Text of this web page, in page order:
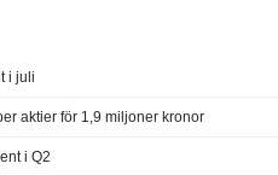
i juli
aktier för 1,9 miljoner kronor
i Q2